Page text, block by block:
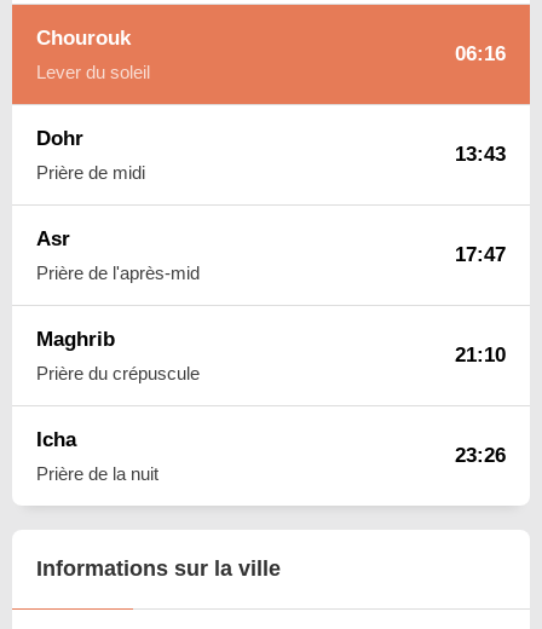
Chourouk
Lever du soleil
06:16
Dohr
Prière de midi
13:43
Asr
Prière de l'après-mid
17:47
Maghrib
Prière du crépuscule
21:10
Icha
Prière de la nuit
23:26
Informations sur la ville